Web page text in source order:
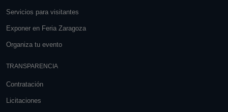
Servicios para visitantes
Exponer en Feria Zaragoza
Organiza tu evento
TRANSPARENCIA
Contratación
Licitaciones